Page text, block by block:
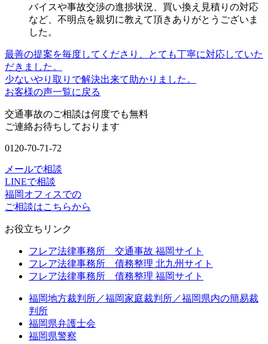
バイスや事故交渉の進捗状況、買い換え見積りの対応
など、不明点を親切に教えて頂きありがとうございま
した。
最善の提案を毎度してくださり、とても丁寧に対応していた
だきました。
少ないやり取りで解決出来て助かりました。
お客様の声一覧に戻る
交通事故のご相談は何度でも無料
ご連絡お待ちしております
0120-70-71-72
メールで相談
LINEで相談
福岡オフィスでの
ご相談はこちらから
お役立ちリンク
フレア法律事務所 交通事故 福岡サイト
フレア法律事務所 債務整理 北九州サイト
フレア法律事務所 債務整理 福岡サイト
福岡地方裁判所／福岡家庭裁判所／福岡県内の簡易裁
判所
福岡県弁護士会
福岡県警察